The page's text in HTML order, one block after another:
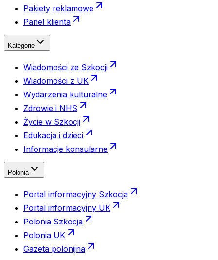
Pakiety reklamowe
Panel klienta
Kategorie
Wiadomości ze Szkocji
Wiadomości z UK
Wydarzenia kulturalne
Zdrowie i NHS
Życie w Szkocji
Edukacja i dzieci
Informacje konsularne
Polonia
Portal informacyjny Szkocja
Portal informacyjny UK
Polonia Szkocja
Polonia UK
Gazeta polonijna